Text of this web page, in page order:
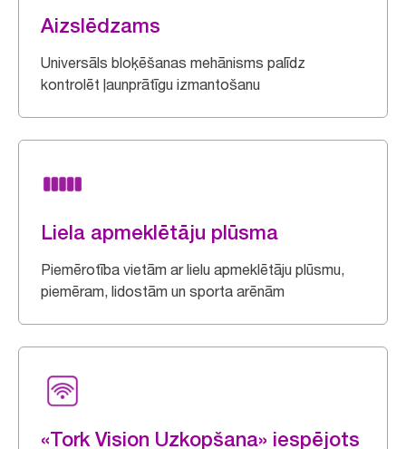
Aizslēdzams
Universāls bloķēšanas mehānisms palīdz
kontrolēt ļaunprātīgu izmantošanu
Liela apmeklētāju plūsma
Piemērotība vietām ar lielu apmeklētāju plūsmu,
piemēram, lidostām un sporta arēnām
«Tork Vision Uzkopšana» iespējots